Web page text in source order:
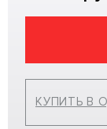
КУПИТЬ В